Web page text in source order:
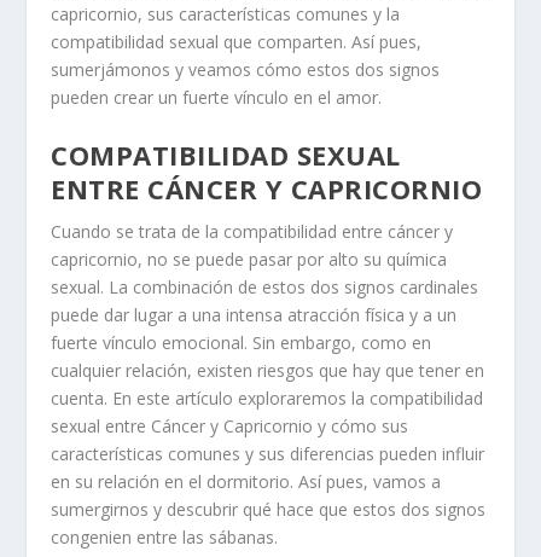
capricornio, sus características comunes y la
compatibilidad sexual que comparten. Así pues,
sumerjámonos y veamos cómo estos dos signos
pueden crear un fuerte vínculo en el amor.
COMPATIBILIDAD SEXUAL
ENTRE CÁNCER Y CAPRICORNIO
Cuando se trata de la compatibilidad entre cáncer y
capricornio, no se puede pasar por alto su química
sexual. La combinación de estos dos signos cardinales
puede dar lugar a una intensa atracción física y a un
fuerte vínculo emocional. Sin embargo, como en
cualquier relación, existen riesgos que hay que tener en
cuenta. En este artículo exploraremos la compatibilidad
sexual entre Cáncer y Capricornio y cómo sus
características comunes y sus diferencias pueden influir
en su relación en el dormitorio. Así pues, vamos a
sumergirnos y descubrir qué hace que estos dos signos
congenien entre las sábanas.